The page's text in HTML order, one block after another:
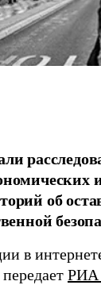
об
в
РИА